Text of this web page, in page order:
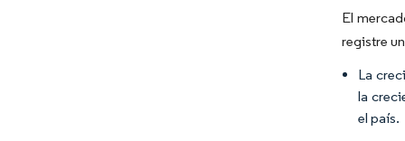
El
registre
La
la
el país.